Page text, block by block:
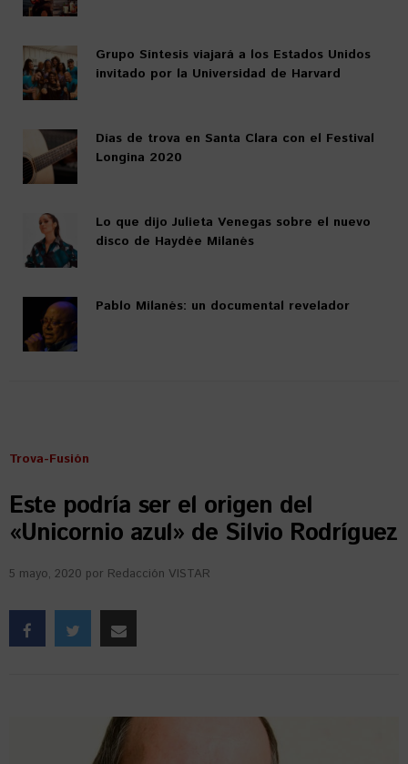
Grupo Síntesis viajará a los Estados Unidos
invitado por la Universidad de Harvard
Días de trova en Santa Clara con el Festival
Longina 2020
Lo que dijo Julieta Venegas sobre el nuevo
disco de Haydée Milanés
Pablo Milanés: un documental revelador
Trova-Fusión
Este podría ser el origen del
«Unicornio azul» de Silvio Rodríguez
5 mayo, 2020 por Redacción VISTAR